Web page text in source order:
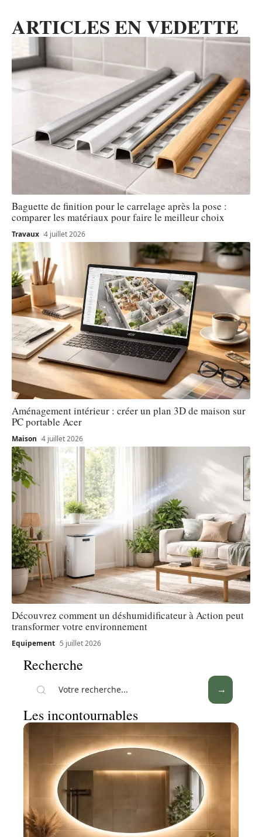
ARTICLES EN VEDETTE
Baguette de finition pour le carrelage après la pose :
comparer les matériaux pour faire le meilleur choix
Travaux 4 juillet 2026
Aménagement intérieur : créer un plan 3D de maison sur
PC portable Acer
Maison 4 juillet 2026
Découvrez comment un déshumidificateur à Action peut
transformer votre environnement
Equipement 5 juillet 2026
Recherche
Les incontournables